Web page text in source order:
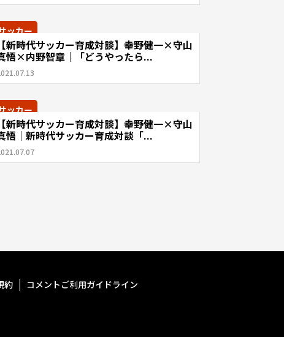
ッカー
【新時代サッカー育成対談】幸野健一×守山
悟×内野智章｜「どうやったら...
ッカー
【新時代サッカー育成対談】幸野健一×守山
悟｜新時代サッカー育成対談「...
約
コメントご利用ガイドライン